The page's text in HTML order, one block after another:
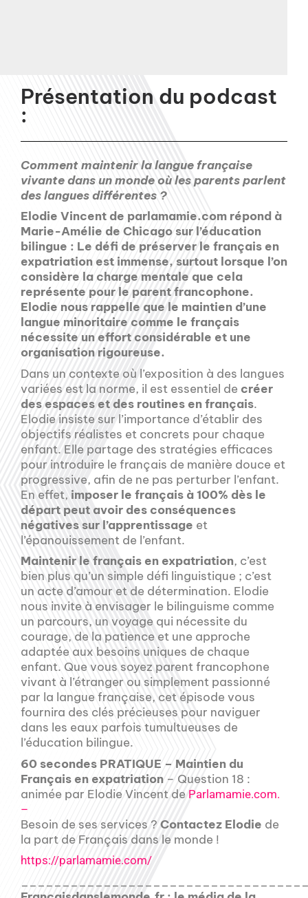
Présentation du podcast
:
Comment maintenir la langue française
vivante dans un monde où les parents parlent
des langues différentes ?
Elodie Vincent de parlamamie.com répond à
Marie-Amélie de Chicago sur l’éducation
bilingue : Le défi de préserver le français en
expatriation est immense, surtout lorsque l’on
considère la charge mentale que cela
représente pour le parent francophone.
Elodie nous rappelle que le maintien d’une
langue minoritaire comme le français
nécessite un effort considérable et une
organisation rigoureuse.
Dans un contexte où l’exposition à des langues
variées est la norme, il est essentiel de créer
des espaces et des routines en français.
Elodie insiste sur l’importance d’établir des
objectifs réalistes et concrets pour chaque
enfant. Elle partage des stratégies efficaces
pour introduire le français de manière douce et
progressive, afin de ne pas perturber l’enfant.
En effet, imposer le français à 100% dès le
départ peut avoir des conséquences
négatives sur l’apprentissage et
l’épanouissement de l’enfant.
Maintenir le français en expatriation, c’est
bien plus qu’un simple défi linguistique ; c’est
un acte d’amour et de détermination. Elodie
nous invite à envisager le bilinguisme comme
un parcours, un voyage qui nécessite du
courage, de la patience et une approche
adaptée aux besoins uniques de chaque
enfant. Que vous soyez parent francophone
vivant à l’étranger ou simplement passionné
par la langue française, cet épisode vous
fournira des clés précieuses pour naviguer
dans les eaux parfois tumultueuses de
l’éducation bilingue.
60 secondes PRATIQUE – Maintien du
Français en expatriation – Question 18 :
animée par Elodie Vincent de Parlamamie.com.
–
Besoin de ses services ? Contactez Elodie de
la part de Français dans le monde !
https://parlamamie.com/